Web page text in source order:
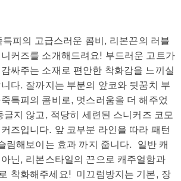
특피의 고급스러운 콤비, 리본끈의 러블
커즈를 소개해드려요! 부드러운 고트가
싸주는 소재로 편안한 착화감을 느끼실
다. 잘까지는 부분의 앞코와 뒷꿈치 부
특피의 콤비로, 멋스러움을 더 해주었
글지 않고, 적당히 세련된 스니커즈 코모
즈입니다. 앞 코부분 라인을 따라 패턴
림해보이는 효과 까지 줍니다. 일반 캐
닌, 리본스타일의 끈으로 캐주얼함과
착화해주세요! 미끄럼방지는 기본, 장